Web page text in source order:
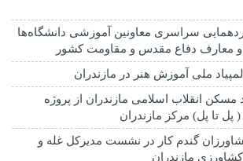
سراسری معاونین آموزشی دانشگاه‌ها
و معارف دفاع مقدس و مقاومت کشور
ملی آموزش هنر در مازندران
مسکن انقلاب اسلامی مازندران از پروژه
تا پل) مرکز مازندران
گندم کار در نشست مدیرکل غله و
مازندران